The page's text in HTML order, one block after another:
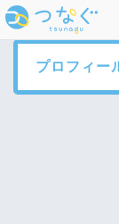
プロフィー